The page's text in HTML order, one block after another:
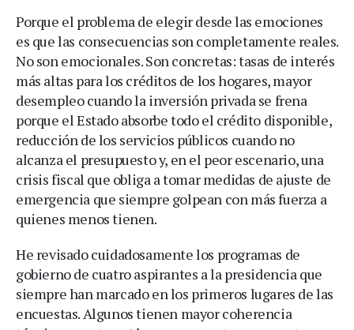
Porque el problema de elegir desde las emociones
es que las consecuencias son completamente reales.
No son emocionales. Son concretas: tasas de interés
más altas para los créditos de los hogares, mayor
desempleo cuando la inversión privada se frena
porque el Estado absorbe todo el crédito disponible,
reducción de los servicios públicos cuando no
alcanza el presupuesto y, en el peor escenario, una
crisis fiscal que obliga a tomar medidas de ajuste de
emergencia que siempre golpean con más fuerza a
quienes menos tienen.
He revisado cuidadosamente los programas de
gobierno de cuatro aspirantes a la presidencia que
siempre han marcado en los primeros lugares de las
encuestas. Algunos tienen mayor coherencia